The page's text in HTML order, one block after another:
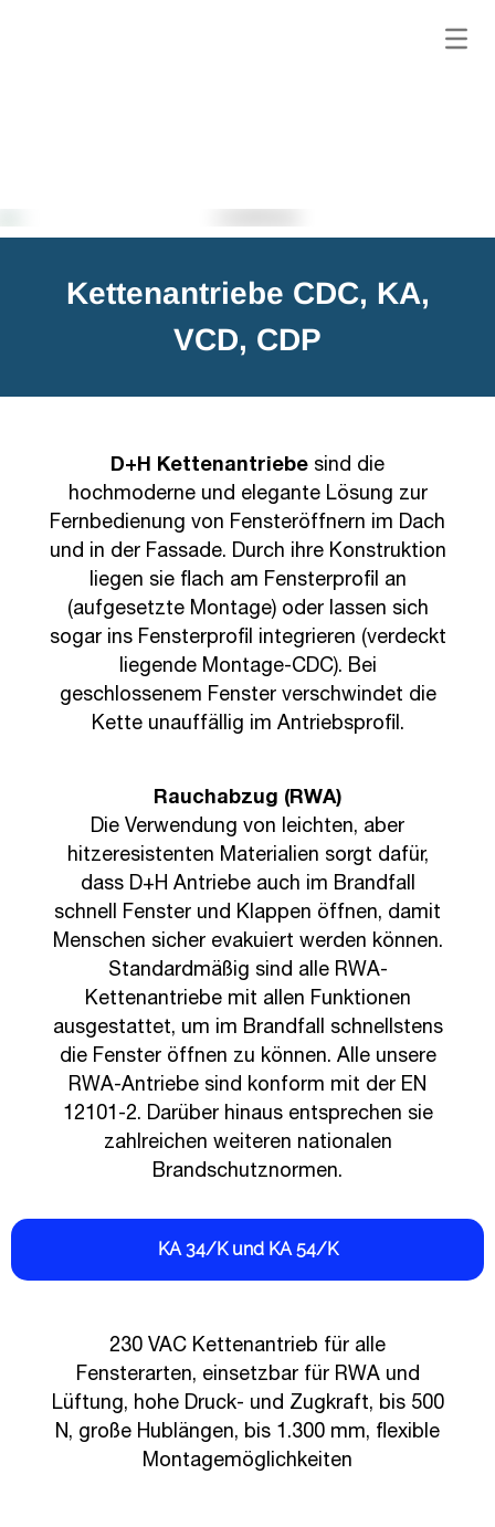
Kettenantriebe CDC, KA,
VCD, CDP
D+H Kettenantriebe sind die
hochmoderne und elegante Lösung zur
Fernbedienung von Fensteröffnern im Dach
und in der Fassade. Durch ihre Konstruktion
liegen sie flach am Fensterprofil an
(aufgesetzte Montage) oder lassen sich
sogar ins Fensterprofil integrieren (verdeckt
liegende Montage-CDC). Bei
geschlossenem Fenster verschwindet die
Kette unauffällig im Antriebsprofil.
Rauchabzug (RWA)
Die Verwendung von leichten, aber
hitzeresistenten Materialien sorgt dafür,
dass D+H Antriebe auch im Brandfall
schnell Fenster und Klappen öffnen, damit
Menschen sicher evakuiert werden können.
Standardmäßig sind alle RWA-
Kettenantriebe mit allen Funktionen
ausgestattet, um im Brandfall schnellstens
die Fenster öffnen zu können. Alle unsere
RWA-Antriebe sind konform mit der EN
12101-2. Darüber hinaus entsprechen sie
zahlreichen weiteren nationalen
Brandschutznormen.
KA 34/K und KA 54/K
230 VAC Kettenantrieb für alle
Fensterarten, einsetzbar für RWA und
Lüftung, hohe Druck- und Zugkraft, bis 500
N, große Hublängen, bis 1.300 mm, flexible
Montagemöglichkeiten